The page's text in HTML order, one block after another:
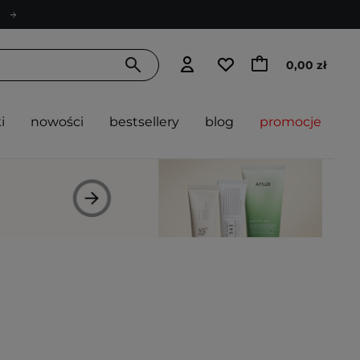
0,00 zł
nowości bestsellery blog promocje